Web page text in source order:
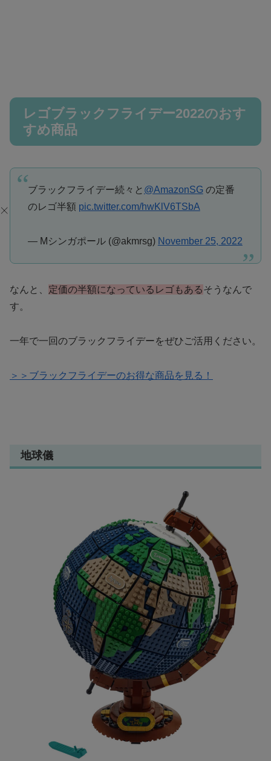
レゴブラックフライデー2022のおす
すめ商品
ブラックフライデー続々と @AmazonSGの定番
のレゴ半額 pic.twitter.com/hwKlV6TSbA
— Mシンガポール (@akmrsg) November 25, 2022
なんと、 定価の半額になっているレゴもあるそうなんで
す。
一年で一回のブラックフライデーをぜひご活用ください。
＞＞ブラックフライデーのお得な商品を見る！
地球儀